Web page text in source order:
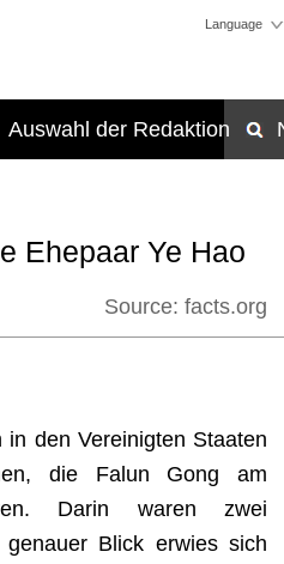
Language
Auswahl der Redaktion
Ehepaar Ye Hao
Source: facts.org
den Vereinigten Staaten
die Falun Gong am
Darin waren zwei
Blick erwies sich